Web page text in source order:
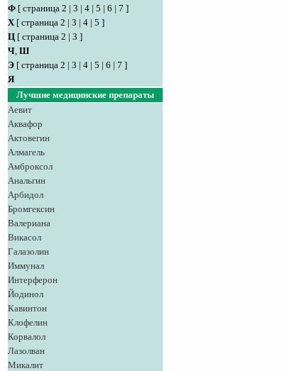
Ф [ страница 2 | 3 | 4 | 5 | 6 | 7 ]
Х[ страница 2 | 3 | 4 | 5 ]
Ц [ страница 2 | 3 ]
Ч, Ш
Э [ страница 2 | 3 | 4 | 5 | 6 | 7 ]
Я
Лучшие медицинские препараты
Аевит
Аквафор
Актовегин
Алмагель
Амброксол
Анальгин
Арбидол
Бромгексин
Валериана
Викасол
Галазолин
Иммунал
Интерферон
Йодинол
Кавинтон
Клофелин
Корвалол
Лазолван
Микалит